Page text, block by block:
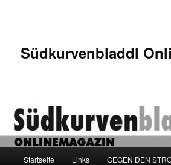
Südkurvenbladdl
Startseite Links GEGEN DEN